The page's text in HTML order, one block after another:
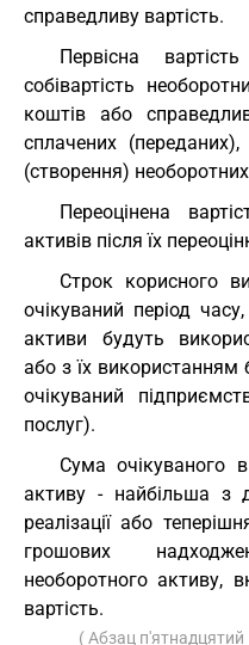
справедливу вартість.
Первісна
собівартість
коштів або
сплачених
(створення)
Переоцінена
активів після їх
Строк корисного
очікуваний період
активи будуть
або з їх використанням
очікуваний
послуг).
Сума очікуваного
активу - найбільша з
реалізації або
грошових
необоротного активу,
вартість.
( Абзац п'ятнадцятий